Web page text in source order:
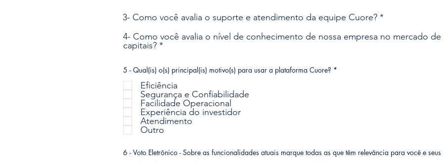
3- Como você avalia o suporte e atendimento da equipe Cuore?
4- Como você avalia o nível de conhecimento de nossa empresa no mercado de
capitais?
5 - Qual(is) o(s) principal(is) motivo(s) para usar a plataforma Cuore? *
Eficiência
Segurança e Confiabilidade
Facilidade Operacional
Experiência do investidor
Atendimento
Outro
6 - Voto Eletrônico - Sobre as funcionalidades atuais marque todas as que têm relevância para você e seus